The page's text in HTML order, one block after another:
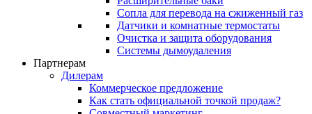
Сопла для перевода на сжиженный газ
Датчики и комнатные термостаты
Очистка и защита оборудования
Системы дымоудаления
Партнерам
Дилерам
Коммерческое предложение
Как стать официальной точкой продаж?